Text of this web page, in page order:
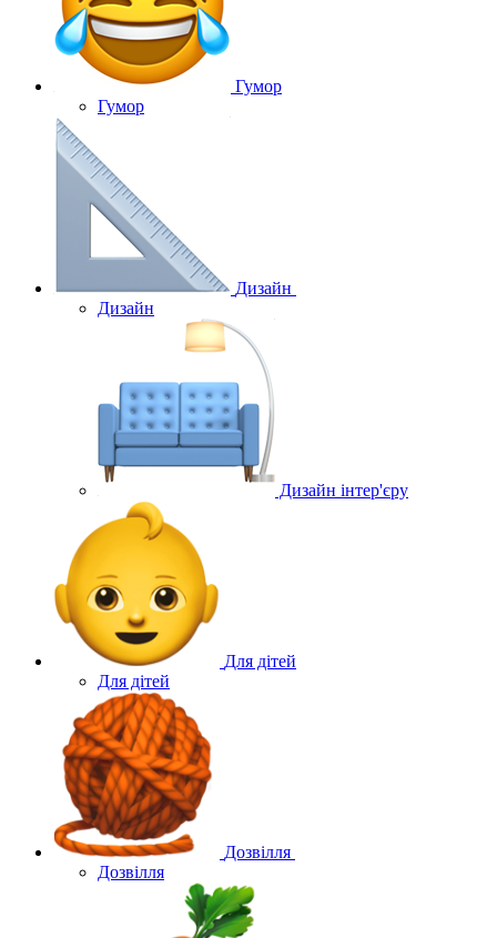
Гумор
Гумор
Дизайн
Дизайн
Дизайн інтер'єру
Для дітей
Для дітей
Дозвілля
Дозвілля